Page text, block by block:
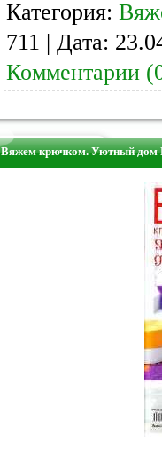
Категория:
711 | Дата:
Комментарии
Вяжем крючком. Уютный дом